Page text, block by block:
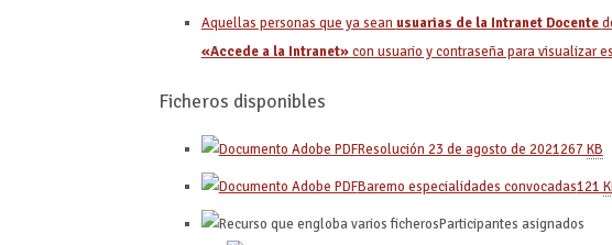
Aquellas personas que ya seanusuarias de la Intranet Docente
«Accede a la Intranet»con usuario y contraseña para visualizar
Ficheros disponibles
Resolución 23 de agosto de 2021267KB
Baremo especialidades convocadas121
Participantes asignados